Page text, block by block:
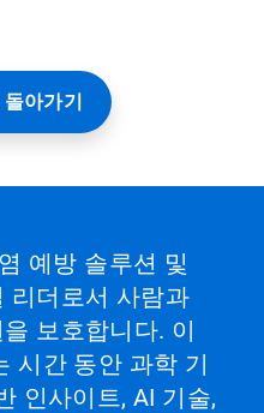
아가기
예방 솔루션 및
리더로서 사람과
보호합니다. 이
시간 동안 과학 기
인사이트, AI 기술,